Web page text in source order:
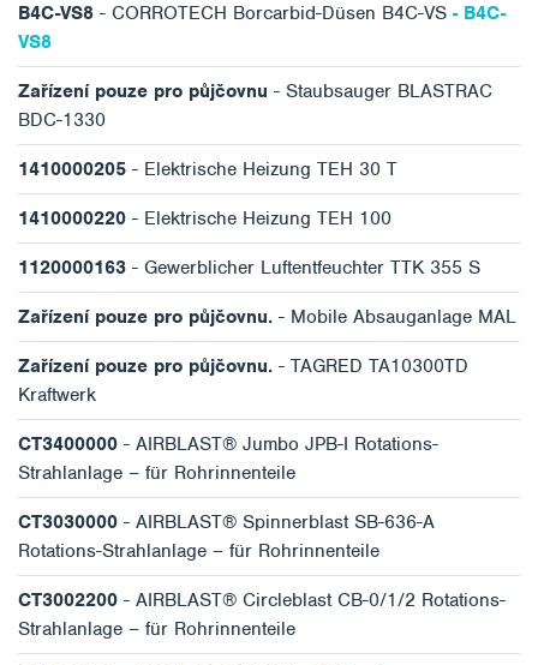
B4C-VS8 - CORROTECH Borcarbid-Düsen B4C-VS - B4C-
VS8
Zařízení pouze pro půjčovnu - Staubsauger BLASTRAC
BDC-1330
1410000205 - Elektrische Heizung TEH 30 T
1410000220 - Elektrische Heizung TEH 100
1120000163 - Gewerblicher Luftentfeuchter TTK 355 S
Zařízení pouze pro půjčovnu. - Mobile Absauganlage MAL
Zařízení pouze pro půjčovnu. - TAGRED TA10300TD
Kraftwerk
CT3400000 - AIRBLAST® Jumbo JPB-I Rotations-
Strahlanlage – für Rohrinnenteile
CT3030000 - AIRBLAST® Spinnerblast SB-636-A
Rotations-Strahlanlage – für Rohrinnenteile
CT3002200 - AIRBLAST® Circleblast CB-0/1/2 Rotations-
Strahlanlage – für Rohrinnenteile